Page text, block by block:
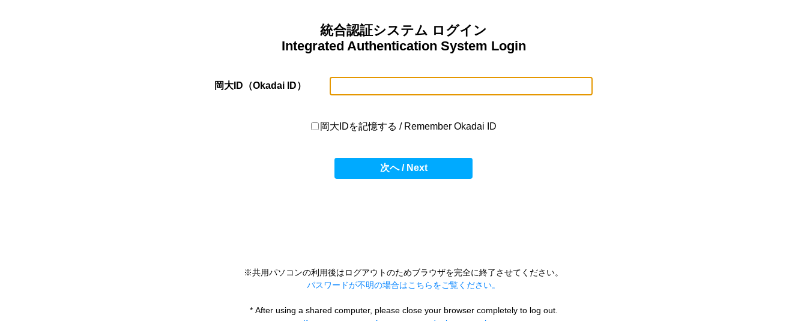
統合認証システム ログイン
Integrated Authentication System Login
岡大ID（Okadai ID）
岡大IDを記憶する / Remember Okadai ID
次へ / Next
※共用パソコンの利用後はログアウトのためブラウザを完全に終了させてください。
パスワードが不明の場合はこちらをご覧ください。
* After using a shared computer, please close your browser completely to log out.